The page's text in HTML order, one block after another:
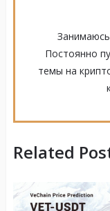
Постоянно
темы на
Related